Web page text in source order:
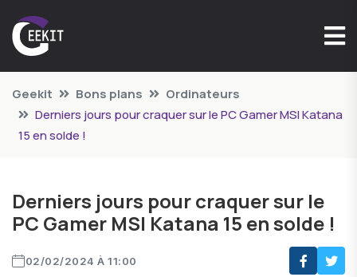
Geekit Bons plans
Ordinateurs
Derniers jours pour craquer sur le PC Gamer MSI Katana
15 en solde !
Derniers jours pour craquer sur le
PC Gamer MSI Katana 15 en solde !
02/02/2024 À 11:00